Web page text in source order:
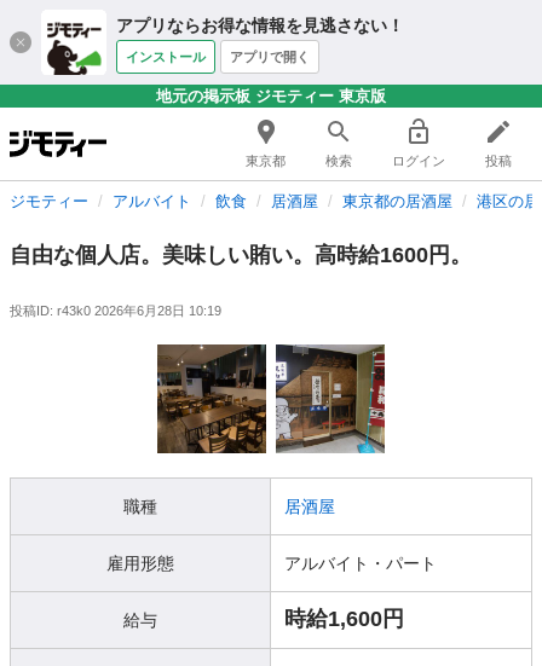
アプリならお得な情報を見逃さない！
インストール アプリで開く
地元の掲示板 ジモティー 東京版
東京都 検索 ログイン 投稿
ジモティー アルバイト 飲食 居酒屋 東京都の居酒屋 港区の
自由な個人店。美味しい賄い。高時給1600円。
投稿ID: r43k0 2026年6月28日 10:19
職種 居酒屋
雇用形態 アルバイト・パート
給与 時給1,600円